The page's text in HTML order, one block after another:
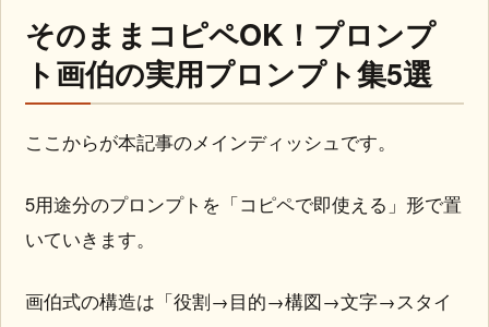
そのままコピペOK！プロンプ
ト画伯の実用プロンプト集5選
ここからが本記事のメインディッシュです。
5用途分のプロンプトを「コピペで即使える」形で置
いていきます。
画伯式の構造は「役割→目的→構図→文字→スタイ